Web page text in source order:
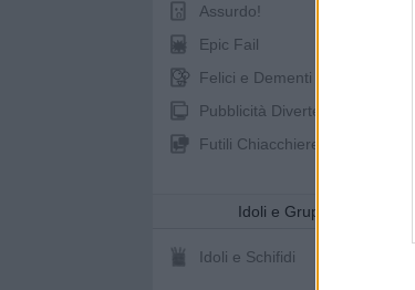
Assurdo!
Epic Fail
Felici e Dementi
Pubblicità Divertenti
Futili Chiacchiere
Idoli e Gruppi
Idoli e Schifidi